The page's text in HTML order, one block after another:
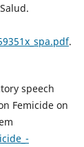
.
speech
Femicide on